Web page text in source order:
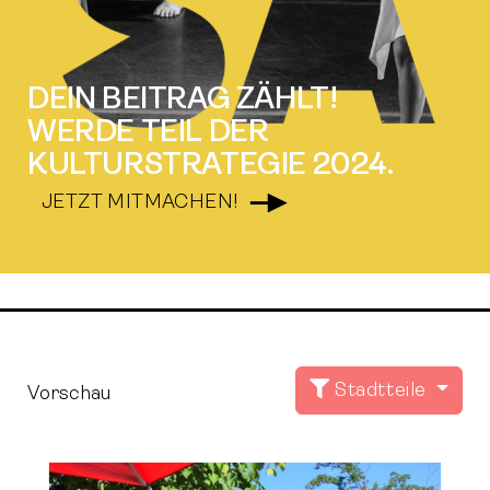
DEIN BEITRAG ZÄHLT! ​​​​​​
WERDE TEIL DER
KULTURSTRATEGIE 2024. ​​​​​​
​JETZT MITMACHEN!
Vorschau Stadtteile